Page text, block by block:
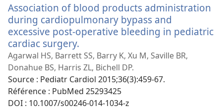
Association of blood products administration
during cardiopulmonary bypass and
excessive post-operative bleeding in pediatric
cardiac surgery.
une
nouvelle
fenêtre)
Agarwal HS, Barrett SS, Barry K, Xu M, Saville BR,
Donahue BS, Harris ZL, Bichell DP.
Source ‎: Pediatr Cardiol 2015;36(3):459-67.
Référence ‎: PubMed 25293425
DOI ‎: 10.1007/s00246-014-1034-z